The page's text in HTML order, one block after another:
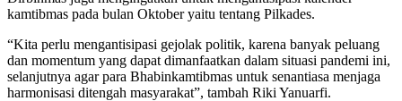
kamtibmas pada bulan Oktober yaitu tentang Pilkades.
“Kita perlu mengantisipasi gejolak politik, karena banyak peluang
dan momentum yang dapat dimanfaatkan dalam situasi pandemi ini,
selanjutnya agar para Bhabinkamtibmas untuk senantiasa menjaga
harmonisasi ditengah masyarakat”, tambah Riki Yanuarfi.